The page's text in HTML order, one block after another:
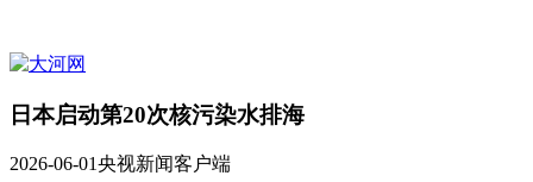
日本启动第20次核污染水排海
2026-06-01央视新闻客户端